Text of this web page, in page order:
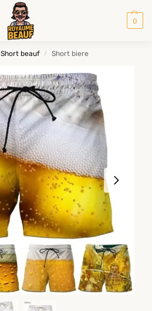
0
Short beauf / Short biere